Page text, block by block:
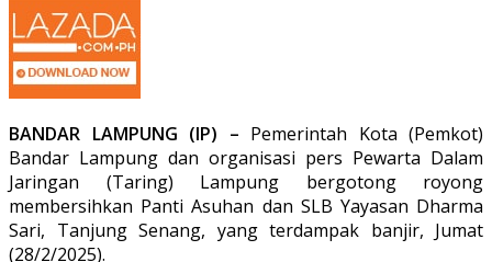
BANDAR LAMPUNG (IP) – Pemerintah Kota (Pemkot)
Bandar Lampung dan organisasi pers Pewarta Dalam
Jaringan (Taring) Lampung bergotong royong
membersihkan Panti Asuhan dan SLB Yayasan Dharma
Sari, Tanjung Senang, yang terdampak banjir, Jumat
(28/2/2025).